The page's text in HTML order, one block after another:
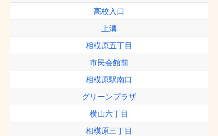
高校入口
上溝
相模原五丁目
市民会館前
相模原駅南口
グリーンプラザ
横山六丁目
相模原三丁目